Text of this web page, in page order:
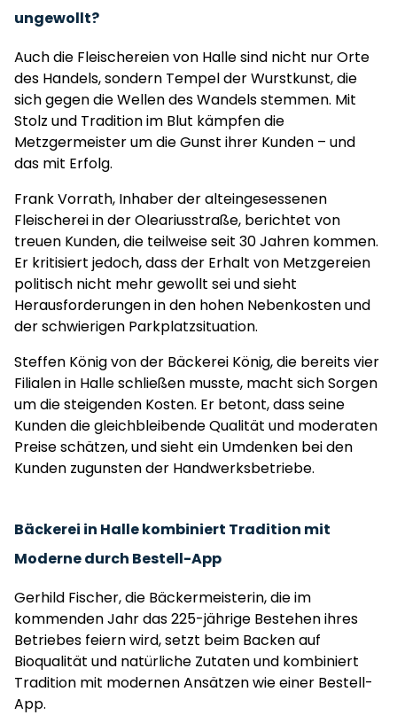
ungewollt?
Auch die Fleischereien von Halle sind nicht nur Orte
des Handels, sondern Tempel der Wurstkunst, die
sich gegen die Wellen des Wandels stemmen. Mit
Stolz und Tradition im Blut kämpfen die
Metzgermeister um die Gunst ihrer Kunden – und
das mit Erfolg.
Frank Vorrath, Inhaber der alteingesessenen
Fleischerei in der Oleariusstraße, berichtet von
treuen Kunden, die teilweise seit 30 Jahren kommen.
Er kritisiert jedoch, dass der Erhalt von Metzgereien
politisch nicht mehr gewollt sei und sieht
Herausforderungen in den hohen Nebenkosten und
der schwierigen Parkplatzsituation.
Steffen König von der Bäckerei König, die bereits vier
Filialen in Halle schließen musste, macht sich Sorgen
um die steigenden Kosten. Er betont, dass seine
Kunden die gleichbleibende Qualität und moderaten
Preise schätzen, und sieht ein Umdenken bei den
Kunden zugunsten der Handwerksbetriebe.
Bäckerei in Halle kombiniert Tradition mit
Moderne durch Bestell-App
Gerhild Fischer, die Bäckermeisterin, die im
kommenden Jahr das 225-jährige Bestehen ihres
Betriebes feiern wird, setzt beim Backen auf
Bioqualität und natürliche Zutaten und kombiniert
Tradition mit modernen Ansätzen wie einer Bestell-
App.